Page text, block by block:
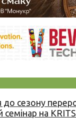
до сезону
семінар на